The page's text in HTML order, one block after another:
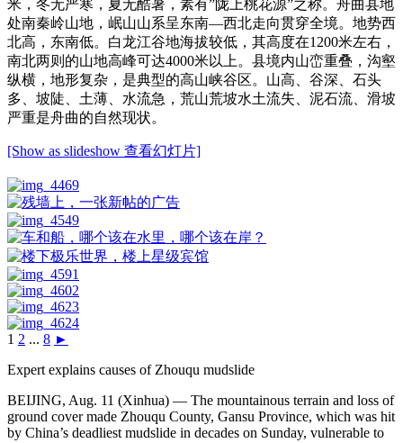
米，冬无严寒，夏无酷暑，素有”陇上桃花源”之称。舟曲县地
处南秦岭山地，岷山山系呈东南—西北走向贯穿全境。地势西
北高，东南低。白龙江谷地海拔较低，其高度在1200米左右，
南北两则的山地高峰可达4000米以上。县境内山峦重叠，沟壑
纵横，地形复杂，是典型的高山峡谷区。山高、谷深、石头
多、坡陡、土薄、水流急，荒山荒坡水土流失、泥石流、滑坡
严重是舟曲的自然现状。
[Show as slideshow 查看幻灯片]
1 2 ... 8 ►
Expert explains causes of Zhouqu mudslide
BEIJING, Aug. 11 (Xinhua) — The mountainous terrain and loss of
ground cover made Zhouqu County, Gansu Province, which was hit
by China’s deadliest mudslide in decades on Sunday, vulnerable to